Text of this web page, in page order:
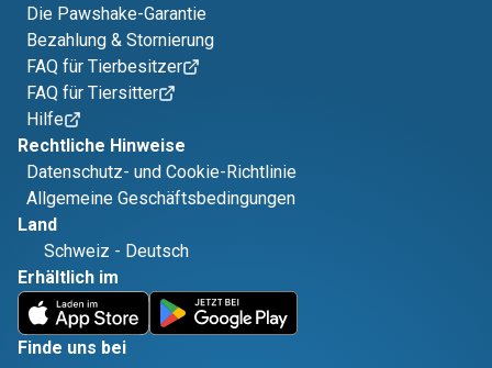
Die Pawshake-Garantie
Bezahlung & Stornierung
FAQ für Tierbesitzer
FAQ für Tiersitter
Hilfe
Rechtliche Hinweise
Datenschutz- und Cookie-Richtlinie
Allgemeine Geschäftsbedingungen
Land
Schweiz - Deutsch
Erhältlich im
Finde uns bei